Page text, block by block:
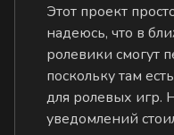
Этот проект
надеюсь, что в
ролевики смогут
поскольку там
для ролевых игр.
уведомлений